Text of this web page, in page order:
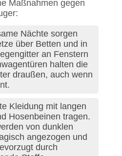
Maßnahmen gegen
Nächte sorgen
über Betten und in
an Fenstern
halten die
draußen, auch wenn
Kleidung mit langen
Hosenbeinen tragen.
von dunklen
angezogen und
durch